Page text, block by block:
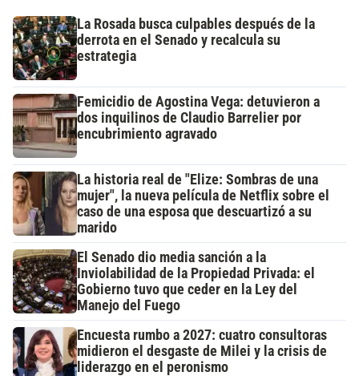
La Rosada busca culpables después de la
derrota en el Senado y recalcula su
estrategia
Femicidio de Agostina Vega: detuvieron a
dos inquilinos de Claudio Barrelier por
encubrimiento agravado
La historia real de "Elize: Sombras de una
mujer", la nueva película de Netflix sobre el
caso de una esposa que descuartizó a su
marido
El Senado dio media sanción a la
Inviolabilidad de la Propiedad Privada: el
Gobierno tuvo que ceder en la Ley del
Manejo del Fuego
Encuesta rumbo a 2027: cuatro consultoras
midieron el desgaste de Milei y la crisis de
liderazgo en el peronismo